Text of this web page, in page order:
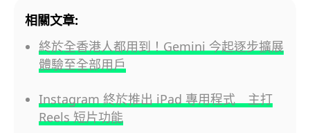
相關文章:
終於全香港人都用到！Gemini 今起逐步擴展
體驗至全部用戶
Instagram 終於推出 iPad 專用程式 主打
Reels 短片功能